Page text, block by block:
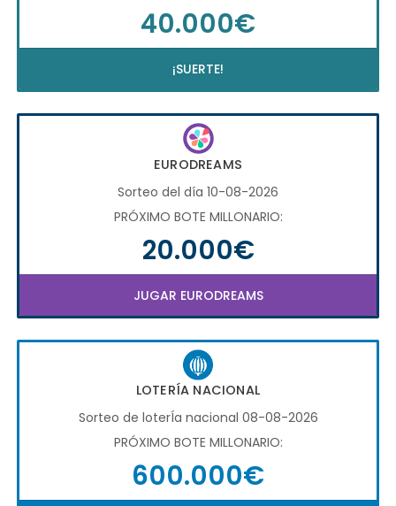
40.000€
¡SUERTE!
EURODREAMS
Sorteo del día 10-08-2026
PRÓXIMO BOTE MILLONARIO:
20.000€
JUGAR EURODREAMS
LOTERÍA NACIONAL
Sorteo de loterÍa nacional 08-08-2026
PRÓXIMO BOTE MILLONARIO:
600.000€